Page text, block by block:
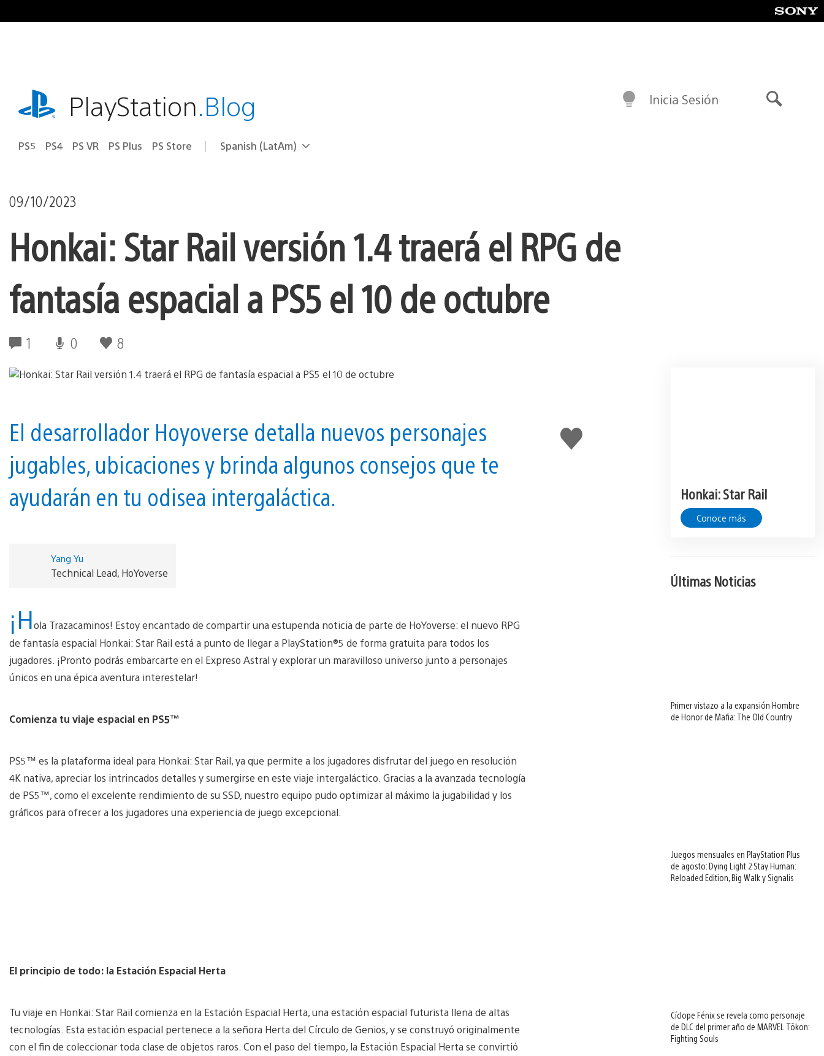
al
playstation.comPlayStation.Blog
PS5 PS4 PS VR PS Plus PS Store Elige
Región
Spanish (LatAm)
Inicia Sesión
09/10/2023
Honkai: Star Rail versión 1.4 traerá el RPG de
fantasía espacial a PS5 el 10 de octubre
1 0 8
Me
gusta
El desarrollador Hoyoverse detalla nuevos personajes
jugables, ubicaciones y brinda algunos consejos que te
ayudarán en tu odisea intergaláctica.
Yang Yu
Technical Lead, HoYoverse
¡Hola Trazacaminos! Estoy encantado de compartir una estupenda noticia de parte de HoYoverse: el nuevo RPG
de fantasía espacial Honkai: Star Rail está a punto de llegar a PlayStation®5 de forma gratuita para todos los
jugadores. ¡Pronto podrás embarcarte en el Expreso Astral y explorar un maravilloso universo junto a personajes
únicos en una épica aventura interestelar!
Comienza tu viaje espacial en PS5™
PS5™ es la plataforma ideal para Honkai: Star Rail, ya que permite a los jugadores disfrutar del juego en resolución
4K nativa, apreciar los intrincados detalles y sumergirse en este viaje intergaláctico. Gracias a la avanzada tecnología
de PS5™, como el excelente rendimiento de su SSD, nuestro equipo pudo optimizar al máximo la jugabilidad y los
gráficos para ofrecer a los jugadores una experiencia de juego excepcional.
El principio de todo: la Estación Espacial Herta
Tu viaje en Honkai: Star Rail comienza en la Estación Espacial Herta, una estación espacial futurista llena de altas
tecnologías. Esta estación espacial pertenece a la señora Herta del Círculo de Genios, y se construyó originalmente
con el fin de coleccionar toda clase de objetos raros. Con el paso del tiempo, la Estación Espacial Herta se convirtió
Honkai: Star Rail
Conoce más
Últimas Noticias
Primer vistazo a la expansión Hombre
de Honor de Mafia: The Old Country
Juegos mensuales en PlayStation Plus
de agosto: Dying Light 2 Stay Human:
Reloaded Edition, Big Walk y Signalis
Cíclope Fénix se revela como personaje
de DLC del primer año de MARVEL Tōkon:
Fighting Souls